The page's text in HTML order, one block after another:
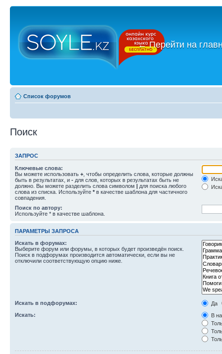
←Перейти на
Список форумов
Поиск
ЗАПРОС
Ключевые слова:
Вы можете использовать + , чтобы определить слова, которые должны
быть в результатах, и - для слов, которых в результатах быть не
должно. Вы можете разделить слова символом | для поиска любого
слова из списка. Используйте * в качестве шаблона для частичного
совпадения.
Поиск по автору:
Используйте * в качестве шаблона.
ПАРАМЕТРЫ ЗАПРОСА
Искать в форумах:
Выберите форум или форумы, в которых будет произведён поиск.
Поиск в подфорумах производится автоматически, если вы не
отключили соответствующую опцию ниже.
Искать в подфорумах:
Да
Искать:
В